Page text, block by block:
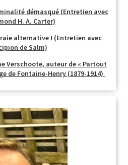
démasqué (Entretien avec
H. A. Carter)
alternative ! (Entretien avec
de Salm)
Verschoote, auteur de « Partout
de Fontaine-Henry (1879-1914)